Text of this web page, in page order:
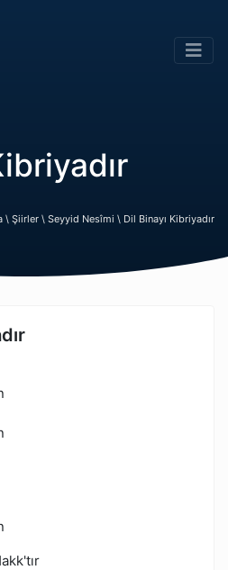
\ Şiirler \ Seyyid Nesîmi \ Dil Binayı Kibriyadır